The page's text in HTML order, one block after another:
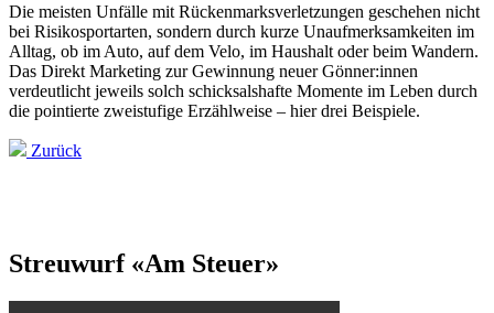
Die meisten Unfälle mit Rückenmarksverletzungen geschehen nicht
bei Risikosportarten, sondern durch kurze Unaufmerksamkeiten im
Alltag, ob im Auto, auf dem Velo, im Haushalt oder beim Wandern.
Das Direkt Marketing zur Gewinnung neuer Gönner:innen
verdeutlicht jeweils solch schicksalshafte Momente im Leben durch
die pointierte zweistufige Erzählweise – hier drei Beispiele.
Zurück
Streuwurf «Am Steuer»